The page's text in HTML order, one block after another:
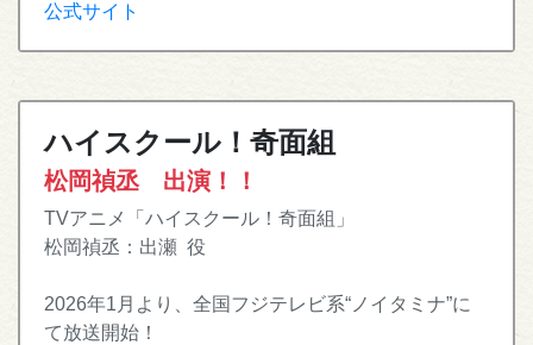
公式サイト
ハイスクール！奇面組
松岡禎丞 出演！！
TVアニメ「ハイスクール！奇面組」
松岡禎丞：出瀬 役
2026年1月より、全国フジテレビ系“ノイタミナ”に
て放送開始！